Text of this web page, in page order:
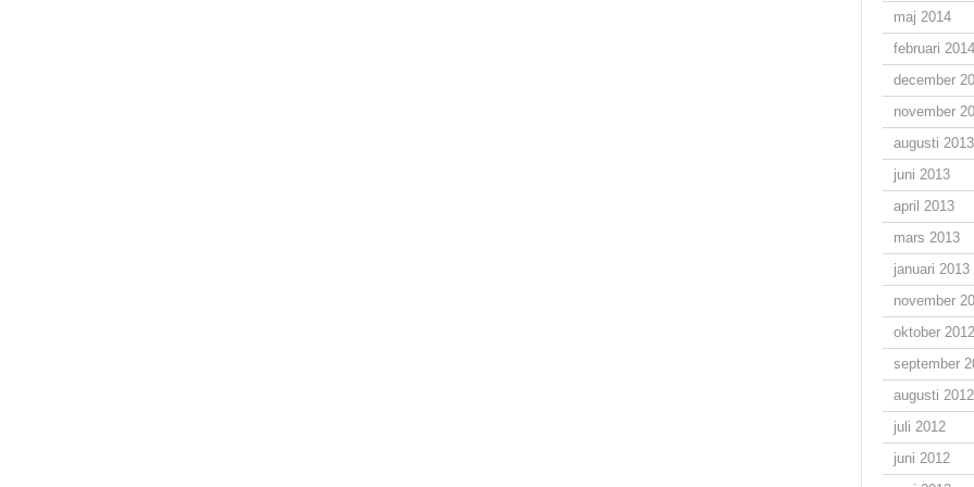
maj 2014
februari 2014
december
november
augusti 2013
juni 2013
april 2013
mars 2013
januari 2013
november
oktober 2012
september
augusti 2012
juli 2012
juni 2012